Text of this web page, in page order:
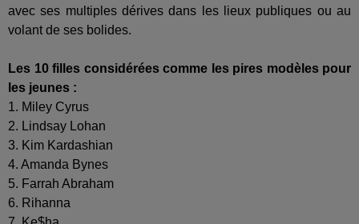
avec ses multiples dérives dans les lieux publiques ou au
volant de ses bolides.
Les 10 filles considérées comme les pires modèles pour
les jeunes :
1. Miley Cyrus
2. Lindsay Lohan
3. Kim Kardashian
4. Amanda Bynes
5. Farrah Abraham
6. Rihanna